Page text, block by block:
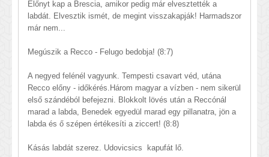
Előnyt kap a Brescia, amikor pedig már elvesztették a
labdát. Elvesztik ismét, de megint visszakapják! Harmadszor
már nem...
Megúszik a Recco - Felugo bedobja! (8:7)
A negyed felénél vagyunk. Tempesti csavart véd, utána
Recco előny - időkérés.Három magyar a vízben - nem sikerül
első szándéból befejezni. Blokkolt lövés után a Reccónál
marad a labda, Benedek egyedül marad egy pillanatra, jön a
labda és ő szépen értékesíti a ziccert! (8:8)
Kásás labdát szerez. Udovicsics kapufát lő.